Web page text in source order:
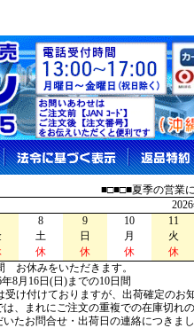
■□■□■夏季の営業
8 9 10 11
土 日 月 火
休 休 休 休
お休みをいただきます。
8月16日(日)までの10日間
受け付けておりますが、出荷確定のお
、まれにご注文の重複での在庫切れ
たお問合せ・出荷日の連絡につきま